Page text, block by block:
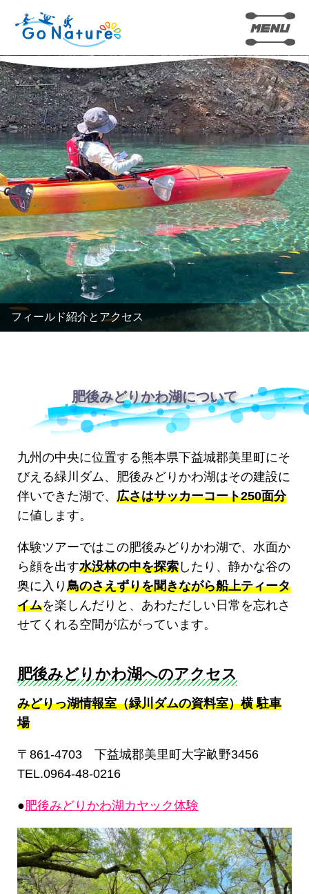
カヤック SUP(サップ)
リバートレッキン
グ
■ゴーネイチャークラブ
■お申し込みフォーム
■コンセプト
■フィールド・アクセス
フィールド紹介とアクセス
肥後みどりかわ湖について
九州の中央に位置する熊本県下益城郡美里町にそ
びえる緑川ダム、肥後みどりかわ湖はその建設に
伴いできた湖で、 広さはサッカーコート250面分
に値します。
体験ツアーではこの肥後みどりかわ湖で、水面か
ら顔を出す水没林の中を探索 したり、静かな谷の
奥に入り 鳥のさえずりを聞きながら船上ティータ
イムを楽しんだりと、あわただしい日常を忘れさ
せてくれる空間が広がっています。
肥後みどりかわ湖へのアクセス
みどりっ湖情報室（緑川ダムの資料室）横 駐車
場
〒861-4703 下益城郡美里町大字畝野3456
TEL.0964-48-0216
●肥後みどりかわ湖カヤック体験